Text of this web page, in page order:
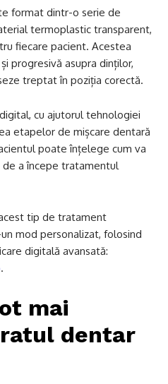
format dintr-o serie de
termoplastic transparent,
fiecare pacient. Acestea
progresivă asupra dinților,
treptat în poziția corectă.
cu ajutorul tehnologiei
etapelor de mișcare dentară
poate înțelege cum va
a începe tratamentul
tip de tratament
mod personalizat, folosind
digitală avansată:
.
mai
dentar